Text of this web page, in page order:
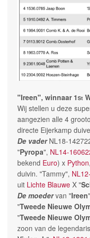
"Ireen", winnaar 1St
Wij stellen u deze
aangezien alle 4
directe Eijerkamp
De vader NL18-
"Pyropa", NL14-
bekend Euro) x Python
duivin. "Tammy",
uit Lichte Blauwe X "
De moedervan "Ireen
"Tweede Nieuwe
"Tweede Nieuwe
zoon van de